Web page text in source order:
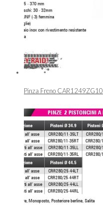
Pinza Freno CAR1249ZG10